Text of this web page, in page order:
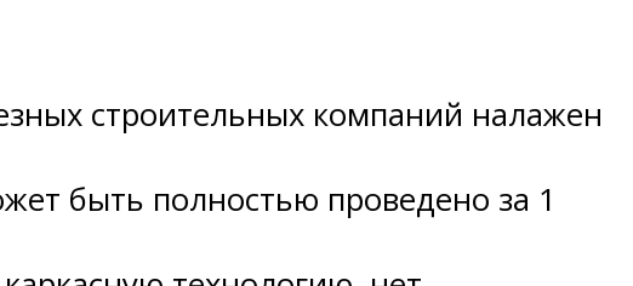
строительных компаний налажен
быть полностью проведено за 1